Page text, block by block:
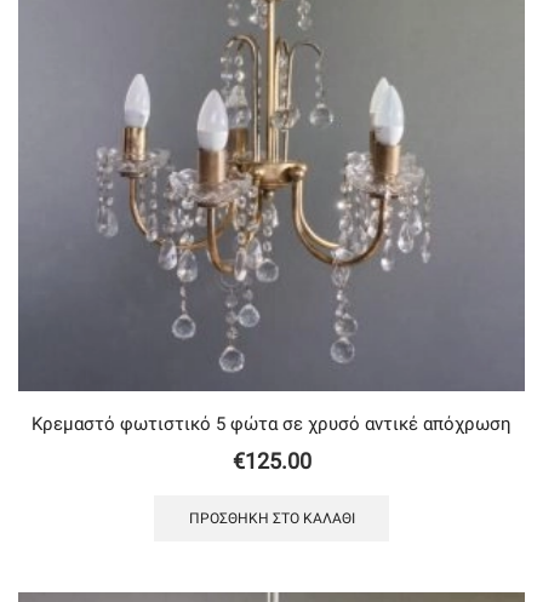
Κρεμαστό φωτιστικό 5 φώτα σε χρυσό αντικέ απόχρωση
€125.00
ΠΡΟΣΘΉΚΗ ΣΤΟ ΚΑΛΆΘΙ